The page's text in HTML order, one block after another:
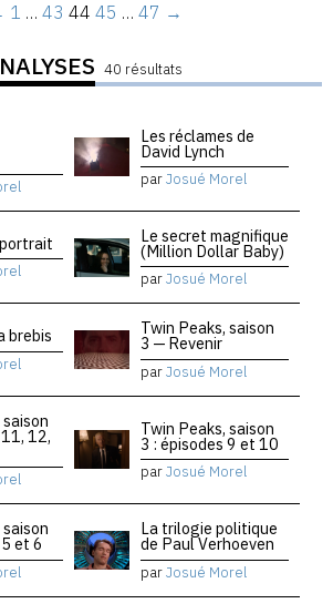
1 … 43 44 45 … 47 →
40 résultats
Les réclames de
David Lynch
parJosué Morel
Le secret magnifique
(Million Dollar Baby)
parJosué Morel
brebis Twin Peaks, saison
3 — Revenir
parJosué Morel
12, Twin Peaks, saison
3 : épisodes 9 et 10
parJosué Morel
et 6
La trilogie politique
de Paul Verhoeven
parJosué Morel